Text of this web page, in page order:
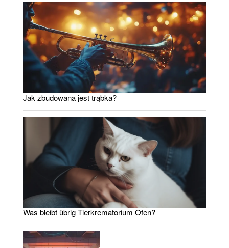
Jak zbudowana jest trąbka?
Was bleibt übrig Tierkrematorium Ofen?